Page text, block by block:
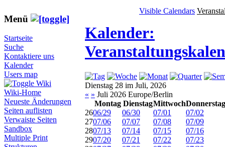
Menü
Startseite
Suche
Kontaktiere uns
Kalender
Users map
Wiki
Wiki-Home
Neueste Änderungen
Seiten auflisten
Verwaiste Seiten
Sandbox
Multiple Print
Visible Calendars
Kalender:
Dienstag 28 im Juli, 2026
« » Juli 2026 Europe/Berlin
Montag DienstagMittwochDonnerstag
2606/29 06/30 07/01
07/02
2707/06 07/07 07/08
07/09
2807/13 07/14 07/15
07/16
2907/20 07/21 07/22
07/23